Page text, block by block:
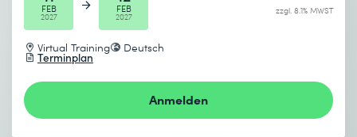
* Pflichtfelder
FEB
2027
FEB
2027
Virtual Training Deutsch
Terminplan
zzgl. 8.1% MWST
Anmelden